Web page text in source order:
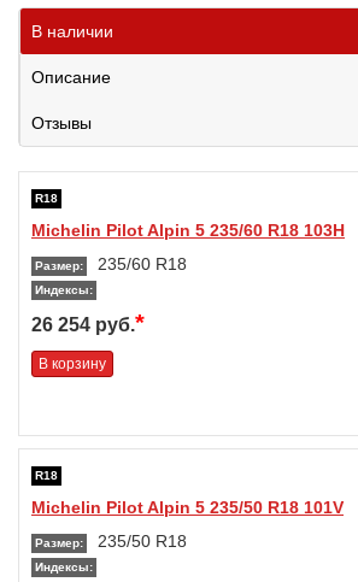
В наличии
Описание
Отзывы
R18
Michelin Pilot Alpin 5 235/60 R18 103H
Размер: 235/60 R18
Индексы:
26 254 руб.*
В корзину
R18
Michelin Pilot Alpin 5 235/50 R18 101V
Размер: 235/50 R18
Индексы: